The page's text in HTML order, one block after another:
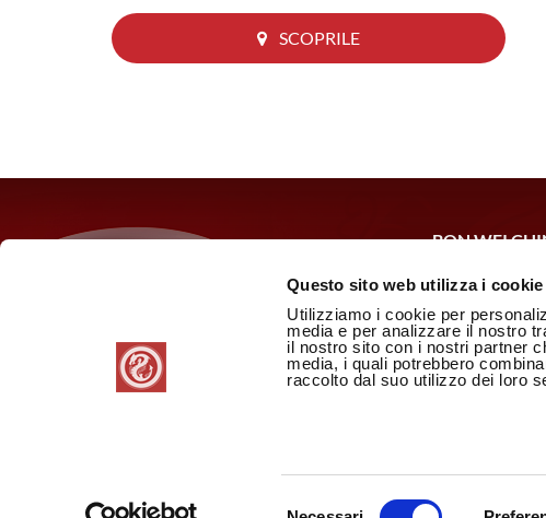
Questo sito web utilizza i cookie
Utilizziamo i cookie per
media e per analizzare il nostro
il nostro sito con i nostri partner
media, i quali potrebbero
raccolto dal suo utilizzo dei loro
SCOPRILE
BON WEI
P.IVA:
Informativa
Cookie Policy